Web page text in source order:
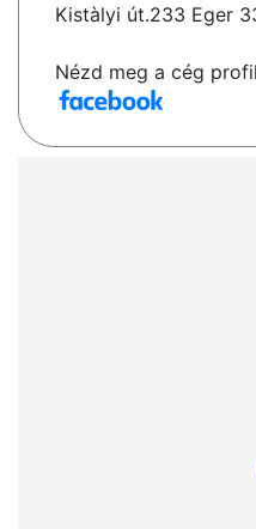
Kistàlyi út.233 Eger
Nézd meg a cég